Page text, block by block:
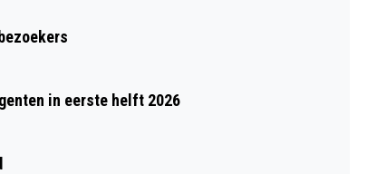
in eerste helft 2026